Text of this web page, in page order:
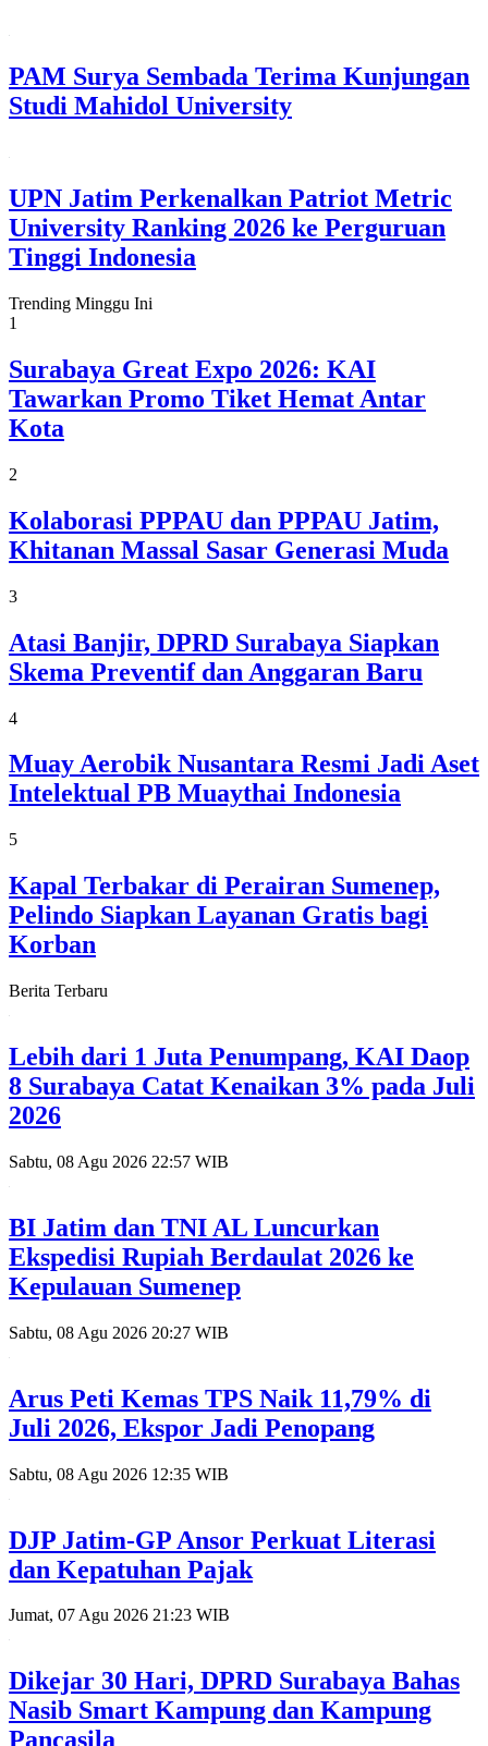
PAM Surya Sembada Terima Kunjungan
Studi Mahidol University
UPN Jatim Perkenalkan Patriot Metric
University Ranking 2026 ke Perguruan
Tinggi Indonesia
Trending Minggu Ini
1
Surabaya Great Expo 2026: KAI
Tawarkan Promo Tiket Hemat Antar
Kota
2
Kolaborasi PPPAU dan PPPAU Jatim,
Khitanan Massal Sasar Generasi Muda
3
Atasi Banjir, DPRD Surabaya Siapkan
Skema Preventif dan Anggaran Baru
4
Muay Aerobik Nusantara Resmi Jadi Aset
Intelektual PB Muaythai Indonesia
5
Kapal Terbakar di Perairan Sumenep,
Pelindo Siapkan Layanan Gratis bagi
Korban
Berita Terbaru
Lebih dari 1 Juta Penumpang, KAI Daop
8 Surabaya Catat Kenaikan 3% pada Juli
2026
Sabtu, 08 Agu 2026 22:57 WIB
BI Jatim dan TNI AL Luncurkan
Ekspedisi Rupiah Berdaulat 2026 ke
Kepulauan Sumenep
Sabtu, 08 Agu 2026 20:27 WIB
Arus Peti Kemas TPS Naik 11,79% di
Juli 2026, Ekspor Jadi Penopang
Sabtu, 08 Agu 2026 12:35 WIB
DJP Jatim-GP Ansor Perkuat Literasi
dan Kepatuhan Pajak
Jumat, 07 Agu 2026 21:23 WIB
Dikejar 30 Hari, DPRD Surabaya Bahas
Nasib Smart Kampung dan Kampung
Pancasila